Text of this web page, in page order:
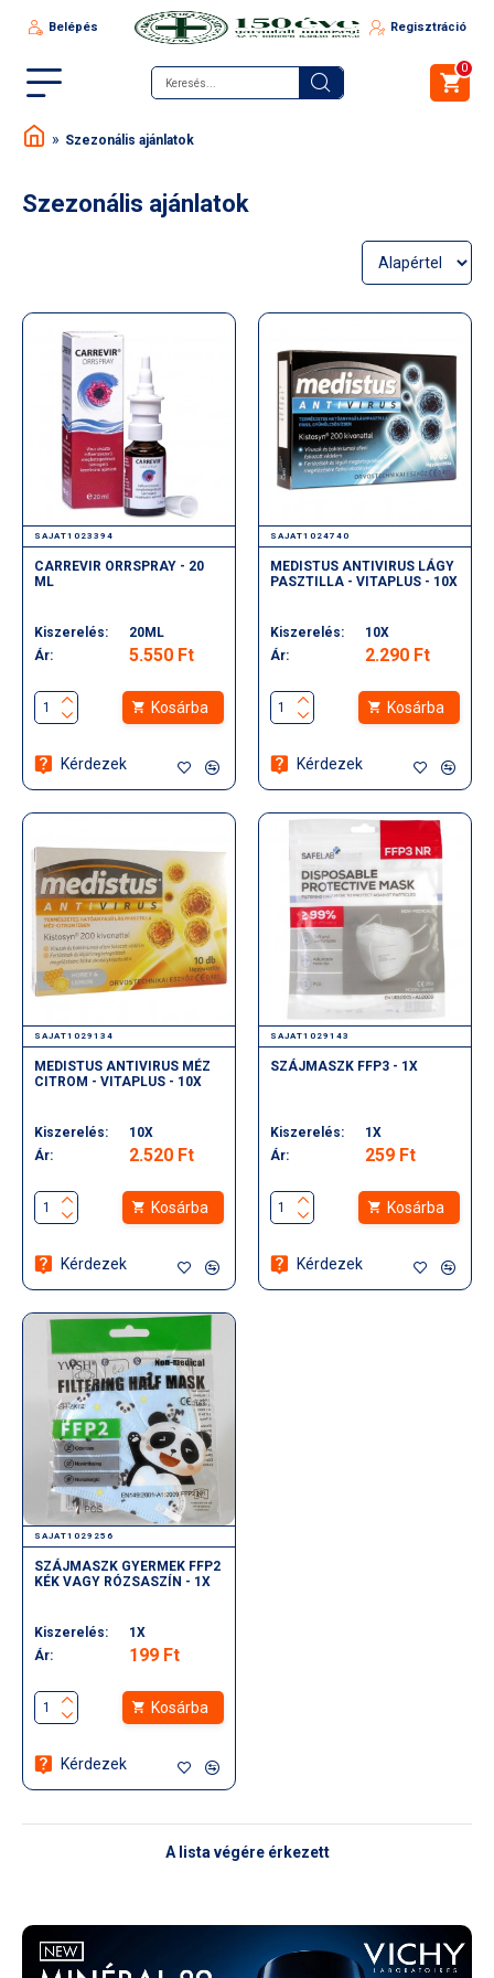
Belépés Regisztráció
0
Szezonális ajánlatok
Szezonális ajánlatok
SAJAT1023394
CARREVIR ORRSPRAY - 20
ML
Kiszerelés:
20ML
Ár:
5.550 Ft
Kosárba
Kérdezek
SAJAT1024740
MEDISTUS ANTIVIRUS LÁGY
PASZTILLA - VITAPLUS - 10X
Kiszerelés:
10X
Ár:
2.290 Ft
Kosárba
Kérdezek
SAJAT1029134
MEDISTUS ANTIVIRUS MÉZ
CITROM - VITAPLUS - 10X
Kiszerelés:
10X
Ár:
2.520 Ft
Kosárba
Kérdezek
SAJAT1029143
SZÁJMASZK FFP3 - 1X
Kiszerelés:
1X
Ár:
259 Ft
Kosárba
Kérdezek
SAJAT1029256
SZÁJMASZK GYERMEK FFP2
KÉK VAGY RÓZSASZÍN - 1X
Kiszerelés:
1X
Ár:
199 Ft
Kosárba
Kérdezek
A lista végére érkezett